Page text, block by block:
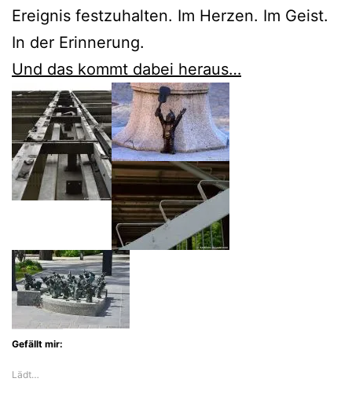
Ereignis festzuhalten. Im Herzen. Im Geist.
In der Erinnerung.
Und das kommt dabei heraus…
Gefällt mir:
Lädt…